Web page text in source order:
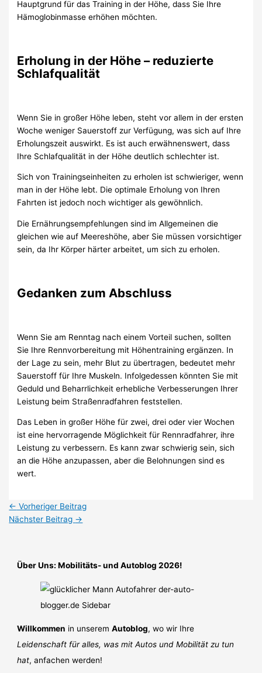
Hauptgrund für das Training in der Höhe, dass Sie Ihre
Hämoglobinmasse erhöhen möchten.
Erholung in der Höhe – reduzierte
Schlafqualität
Wenn Sie in großer Höhe leben, steht vor allem in der ersten
Woche weniger Sauerstoff zur Verfügung, was sich auf Ihre
Erholungszeit auswirkt. Es ist auch erwähnenswert, dass
Ihre Schlafqualität in der Höhe deutlich schlechter ist.
Sich von Trainingseinheiten zu erholen ist schwieriger, wenn
man in der Höhe lebt. Die optimale Erholung von Ihren
Fahrten ist jedoch noch wichtiger als gewöhnlich.
Die Ernährungsempfehlungen sind im Allgemeinen die
gleichen wie auf Meereshöhe, aber Sie müssen vorsichtiger
sein, da Ihr Körper härter arbeitet, um sich zu erholen.
Gedanken zum Abschluss
Wenn Sie am Renntag nach einem Vorteil suchen, sollten
Sie Ihre Rennvorbereitung mit Höhentraining ergänzen. In
der Lage zu sein, mehr Blut zu übertragen, bedeutet mehr
Sauerstoff für Ihre Muskeln. Infolgedessen könnten Sie mit
Geduld und Beharrlichkeit erhebliche Verbesserungen Ihrer
Leistung beim Straßenradfahren feststellen.
Das Leben in großer Höhe für zwei, drei oder vier Wochen
ist eine hervorragende Möglichkeit für Rennradfahrer, ihre
Leistung zu verbessern. Es kann zwar schwierig sein, sich
an die Höhe anzupassen, aber die Belohnungen sind es
wert.
← Vorheriger Beitrag
Nächster Beitrag →
Über Uns: Mobilitäts- und Autoblog 2026!
Willkommen in unseremAutoblog, wo wir Ihre
Leidenschaft für alles, was mit Autos und Mobilität zu tun
hat, anfachen werden!